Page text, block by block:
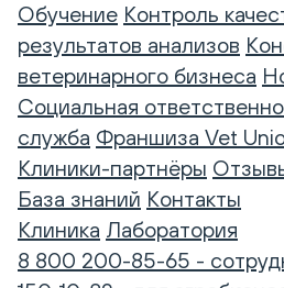
Обучение Контроль
результатов анализов
ветеринарного бизнеса
Социальная
служба Франшиза Vet
Клиники-партнёры
База знаний Контакты
Клиника Лаборатория
8 800 200-85-65 -